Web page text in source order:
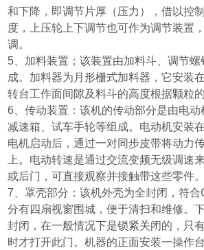
和下降，即调节片厚 （压力 ）
，借以控
度，上压轮上下调节也可作为调节装置
调。
5 、加料装置；该装置由加料斗、调节
成。加料器为月形栅式加料器，它安装
转台工作面间隙及料斗的高度根据颗粒
6 、传动装置：该机的传动部分是由电
减速箱、试车手轮等组成。电动机安装
电机启动后，通过一对同步皮带将动力
上。电动转速是通过交流变频无级调速
或后门，可直接观察并接触带这些零件。
7 、罩壳部分：该机外壳为全封闭，符合
分有四扇视窗围城，便于清扫和维修。
封闭，在一般情况下是锁紧关闭的，只
时才打开此门。机器的正面安装一操作